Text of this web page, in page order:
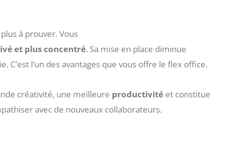
à prouver. Vous
et plusconcentré. Sa mise en place diminue
C’est l’un des avantages que vous offre le flex office.
créativité, une meilleure productivité et constitue
avec de nouveaux collaborateurs.